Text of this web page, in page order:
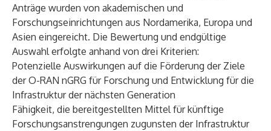
Anträge wurden von akademischen und
Forschungseinrichtungen aus Nordamerika, Europa und
Asien eingereicht. Die Bewertung und endgültige
Auswahl erfolgte anhand von drei Kriterien:
Potenzielle Auswirkungen auf die Förderung der Ziele
der O-RAN nGRG für Forschung und Entwicklung für die
Infrastruktur der nächsten Generation
Fähigkeit, die bereitgestellten Mittel für künftige
Forschungsanstrengungen zugunsten der Infrastruktur